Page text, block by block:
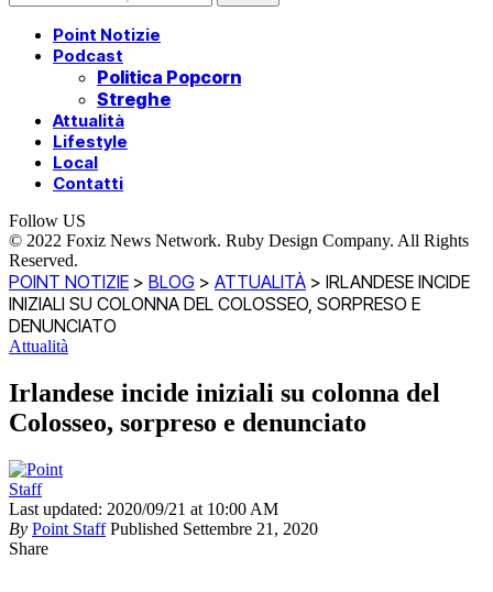
Point Notizie
Podcast
Politica Popcorn
Streghe
Attualità
Lifestyle
Local
Contatti
Follow US
© 2022 Foxiz News Network. Ruby Design Company. All Rights
Reserved.
POINT NOTIZIE > BLOG > ATTUALITÀ > IRLANDESE INCIDE
INIZIALI SU COLONNA DEL COLOSSEO, SORPRESO E
DENUNCIATO
Attualità
Irlandese incide iniziali su colonna del
Colosseo, sorpreso e denunciato
Last updated: 2020/09/21 at 10:00 AM
By Point Staff Published Settembre 21, 2020
Share